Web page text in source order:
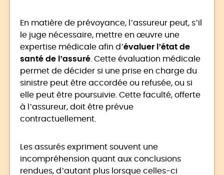
En matière de prévoyance, l’assureur peut, s’il
le juge nécessaire, mettre en œuvre une
expertise médicale afin d’évaluer l’état de
santé de l’assuré . Cette évaluation médicale
permet de décider si une prise en charge du
sinistre peut être accordée ou refusée, ou si
elle peut être poursuivie. Cette faculté, offerte
à l’assureur, doit être prévue
contractuellement.
Les assurés expriment souvent une
incompréhension quant aux conclusions
rendues, d’autant plus lorsque celles-ci